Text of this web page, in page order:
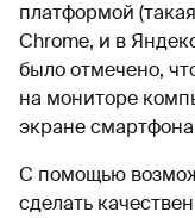
платформой
Chrome, и в
было отмечено,
на мониторе
экране
С помощью
сделать